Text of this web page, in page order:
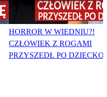
HORROR W WIEDNIU?!
CZŁOWIEK Z ROGAMI
PRZYSZEDŁ PO DZIECKO